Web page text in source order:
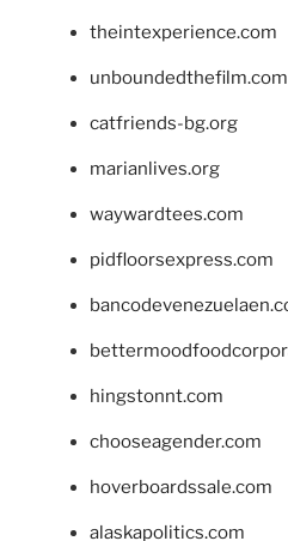
theintexperience.com
unboundedthefilm.com
catfriends-bg.org
marianlives.org
waywardtees.com
pidfloorsexpress.com
hingstonnt.com
chooseagender.com
hoverboardssale.com
alaskapolitics.com